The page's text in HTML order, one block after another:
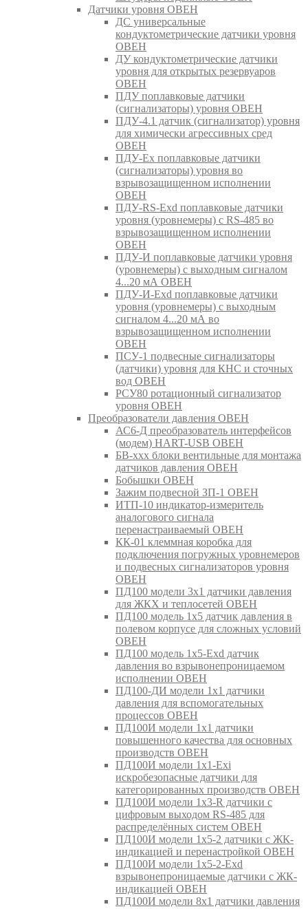
Датчики уровня ОВЕН
ДС универсальные
кондуктометрические датчики уровня
ОВЕН
ДУ кондуктометрические датчики
уровня для открытых резервуаров
ОВЕН
ПДУ поплавковые датчики
(сигнализаторы) уровня ОВЕН
ПДУ-4.1 датчик (сигнализатор) уровня
для химически агрессивных сред
ОВЕН
ПДУ-Ex поплавковые датчики
(сигнализаторы) уровня во
взрывозащищенном исполнении
ОВЕН
ПДУ-RS-Exd поплавковые датчики
уровня (уровнемеры) с RS-485 во
взрывозащищенном исполнении
ОВЕН
ПДУ-И поплавковые датчики уровня
(уровнемеры) с выходным сигналом
4...20 мА ОВЕН
ПДУ-И-Exd поплавковые датчики
уровня (уровнемеры) с выходным
сигналом 4...20 мА во
взрывозащищенном исполнении
ОВЕН
ПСУ-1 подвесные сигнализаторы
(датчики) уровня для КНС и сточных
вод ОВЕН
РСУ80 ротационный сигнализатор
уровня ОВЕН
Преобразователи давления ОВЕН
АС6-Д преобразователь интерфейсов
(модем) HART-USB ОВЕН
БВ-ххх блоки вентильные для монтажа
датчиков давления ОВЕН
Бобышки ОВЕН
Зажим подвесной ЗП-1 ОВЕН
ИТП-10 индикатор-измеритель
аналогового сигнала
перенастраиваемый ОВЕН
КК-01 клеммная коробка для
подключения погружных уровнемеров
и подвесных сигнализаторов уровня
ОВЕН
ПД100 модели 3х1 датчики давления
для ЖКХ и теплосетей ОВЕН
ПД100 модель 1х5 датчик давления в
полевом корпусе для сложных условий
ОВЕН
ПД100 модель 1х5-Exd датчик
давления во взрывонепроницаемом
исполнении ОВЕН
ПД100-ДИ модели 1х1 датчики
давления для вспомогательных
процессов ОВЕН
ПД100И модели 1х1 датчики
повышенного качества для основных
производств ОВЕН
ПД100И модели 1х1-Exi
искробезопасные датчики для
категорированных производств ОВЕН
ПД100И модели 1х3-R датчики с
цифровым выходом RS-485 для
распределённых систем ОВЕН
ПД100И модели 1х5-2 датчики с ЖК-
индикацией и перенастройкой ОВЕН
ПД100И модели 1х5-2-Exd
взрывонепроницаемые датчики с ЖК-
индикацией ОВЕН
ПД100И модели 8х1 датчики давления